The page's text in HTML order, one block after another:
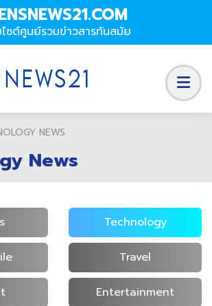
ไซต์ศูนย์รวมข่าวสารทันสมัย
NEWS
News
Technology
Travel
Entertainment